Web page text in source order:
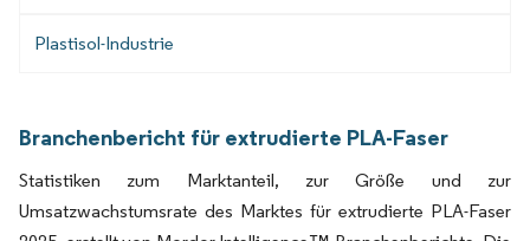
Plastisol-Industrie
Branchenbericht für extrudierte PLA-Faser
Statistiken zum Marktanteil, zur Größe und zur
Umsatzwachstumsrate des Marktes für extrudierte PLA-Faser